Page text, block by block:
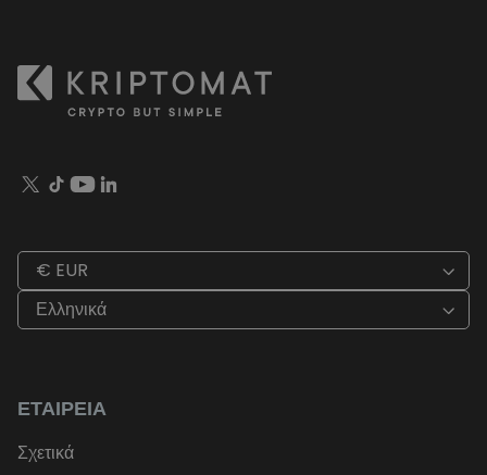
€ EUR
Ελληνικά
ΕΤΑΙΡΕΊΑ
Σχετικά